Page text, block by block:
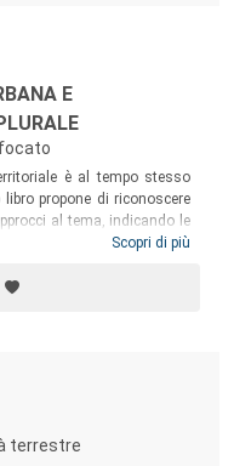
E
è al tempo stesso
propone di riconoscere
al tema, indicando le
con cui si occupano di
urbani e territoriali in
con le dinamiche di
Scopri di più
terrestre